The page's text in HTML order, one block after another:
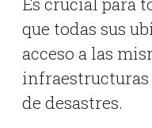
que todas sus
acceso a las
de desastres.